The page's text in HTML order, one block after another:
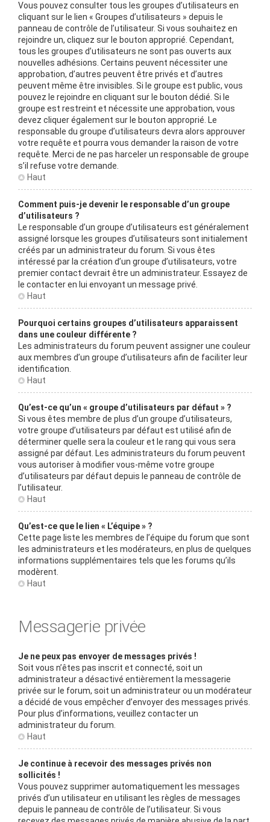
Vous pouvez consulter tous les groupes d’utilisateurs en
cliquant sur le lien « Groupes d’utilisateurs » depuis le
panneau de contrôle de l’utilisateur. Si vous souhaitez en
rejoindre un, cliquez sur le bouton approprié. Cependant,
tous les groupes d’utilisateurs ne sont pas ouverts aux
nouvelles adhésions. Certains peuvent nécessiter une
approbation, d’autres peuvent être privés et d’autres
peuvent même être invisibles. Si le groupe est public, vous
pouvez le rejoindre en cliquant sur le bouton dédié. Si le
groupe est restreint et nécessite une approbation, vous
devez cliquer également sur le bouton approprié. Le
responsable du groupe d’utilisateurs devra alors approuver
votre requête et pourra vous demander la raison de votre
requête. Merci de ne pas harceler un responsable de groupe
s’il refuse votre demande.
Haut
Comment puis-je devenir le responsable d’un groupe
d’utilisateurs ?
Le responsable d’un groupe d’utilisateurs est généralement
assigné lorsque les groupes d’utilisateurs sont initialement
créés par un administrateur du forum. Si vous êtes
intéressé par la création d’un groupe d’utilisateurs, votre
premier contact devrait être un administrateur. Essayez de
le contacter en lui envoyant un message privé.
Haut
Pourquoi certains groupes d’utilisateurs apparaissent
dans une couleur différente ?
Les administrateurs du forum peuvent assigner une couleur
aux membres d’un groupe d’utilisateurs afin de faciliter leur
identification.
Haut
Qu’est-ce qu’un « groupe d’utilisateurs par défaut » ?
Si vous êtes membre de plus d’un groupe d’utilisateurs,
votre groupe d’utilisateurs par défaut est utilisé afin de
déterminer quelle sera la couleur et le rang qui vous sera
assigné par défaut. Les administrateurs du forum peuvent
vous autoriser à modifier vous-même votre groupe
d’utilisateurs par défaut depuis le panneau de contrôle de
l’utilisateur.
Haut
Qu’est-ce que le lien « L’équipe » ?
Cette page liste les membres de l’équipe du forum que sont
les administrateurs et les modérateurs, en plus de quelques
informations supplémentaires tels que les forums qu’ils
modèrent.
Haut
Messagerie privée
Je ne peux pas envoyer de messages privés !
Soit vous n’êtes pas inscrit et connecté, soit un
administrateur a désactivé entièrement la messagerie
privée sur le forum, soit un administrateur ou un modérateur
a décidé de vous empêcher d’envoyer des messages privés.
Pour plus d’informations, veuillez contacter un
administrateur du forum.
Haut
Je continue à recevoir des messages privés non
sollicités !
Vous pouvez supprimer automatiquement les messages
privés d’un utilisateur en utilisant les règles de messages
depuis le panneau de contrôle de l’utilisateur. Si vous